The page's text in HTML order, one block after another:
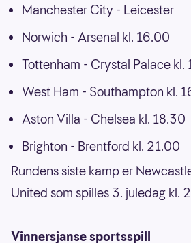
Manchester City - Leicester
Norwich - Arsenal kl. 16.00
Tottenham - Crystal Palace kl.
West Ham - Southampton kl.
Aston Villa - Chelsea kl. 18.30
Brighton - Brentford kl. 21.00
Rundens siste kamp er
United som spilles 3. juledag kl.
Vinnersjanse sportsspill